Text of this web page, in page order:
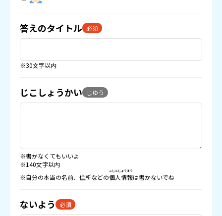
答えのタイトル 必須
※30文字以内
じこしょうかい じゆう
※書かなくてもいいよ
※140文字以内
※自分の本当の名前、住所などの個人情報
こじんじょうほう
は書かないでね
ないよう 必須